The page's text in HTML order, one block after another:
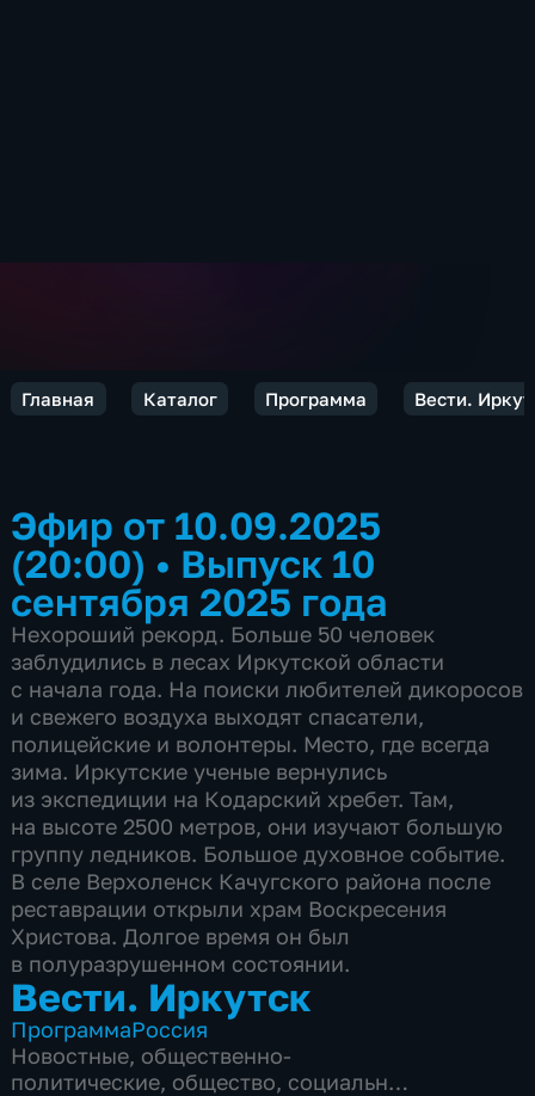
Главная Каталог Программа Вести.
Эфир от 10.09.2025
(20:00) • Выпуск 10
сентября 2025 года
Нехороший рекорд. Больше 50 человек
заблудились в лесах Иркутской области
с начала года. На поиски любителей дикоросов
и свежего воздуха выходят спасатели,
полицейские и волонтеры. Место, где всегда
зима. Иркутские ученые вернулись
из экспедиции на Кодарский хребет. Там,
на высоте 2500 метров, они изучают большую
группу ледников. Большое духовное событие.
В селе Верхоленск Качугского района после
реставрации открыли храм Воскресения
Христова. Долгое время он был
в полуразрушенном состоянии.
Вести. Иркутск
ПрограммаРоссия
Новостные, общественно-
политические, общество, социально-